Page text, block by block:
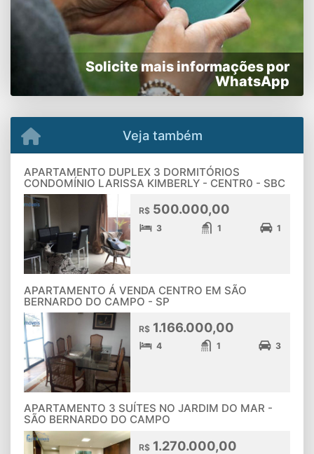
Solicite mais informações por
WhatsApp
Veja também
APARTAMENTO DUPLEX 3 DORMITÓRIOS
CONDOMÍNIO LARISSA KIMBERLY - CENTR0 - SBC
R$ 500.000,00
3 1 1
APARTAMENTO Á VENDA CENTRO EM SÃO
BERNARDO DO CAMPO - SP
R$ 1.166.000,00
4 1 3
APARTAMENTO 3 SUÍTES NO JARDIM DO MAR -
SÃO BERNARDO DO CAMPO
R$ 1.270.000,00